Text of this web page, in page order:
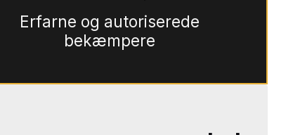
Erfarne og autoriserede
bekæmpere